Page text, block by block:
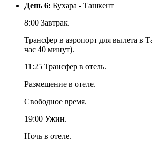
День 6: Бухара - Ташкент
8:00 Завтрак.
Трансфер в аэропорт для вылета в
час 40 минут).
11:25 Трансфер в отель.
Размещение в отеле.
Свободное время.
19:00 Ужин.
Ночь в отеле.